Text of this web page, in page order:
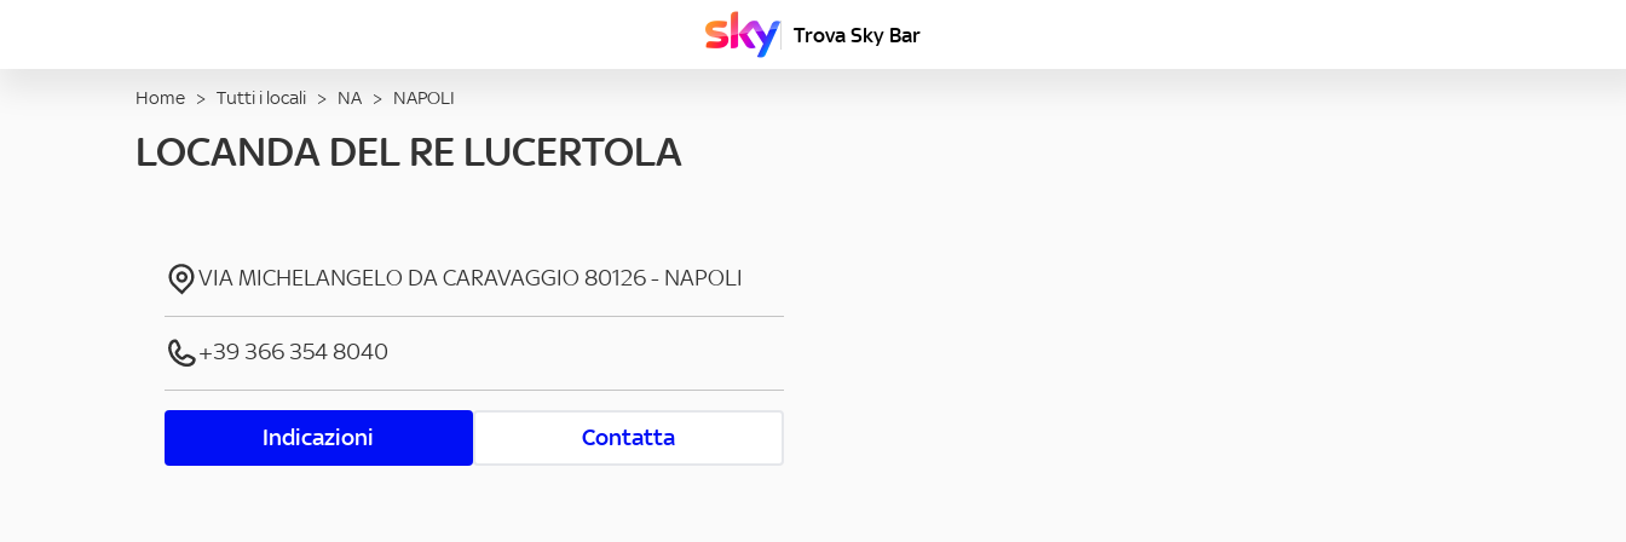
Trova Sky Bar
Home > Tutti i locali > NA > NAPOLI
LOCANDA DEL RE LUCERTOLA
VIA MICHELANGELO DA CARAVAGGIO 80126- NAPOLI
+39 366 354 8040
Indicazioni Contatta